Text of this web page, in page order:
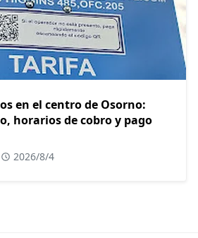
en el centro de Osorno:
horarios de cobro y pago
2026/8/4